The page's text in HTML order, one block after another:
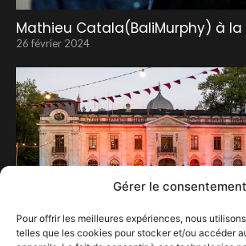
Gérer le consentement
Pour offrir les meilleures expériences, nous
telles que les cookies pour stocker et/ou accéder
Mathieu Catala(BaliMurphy) à la
26 février 2024